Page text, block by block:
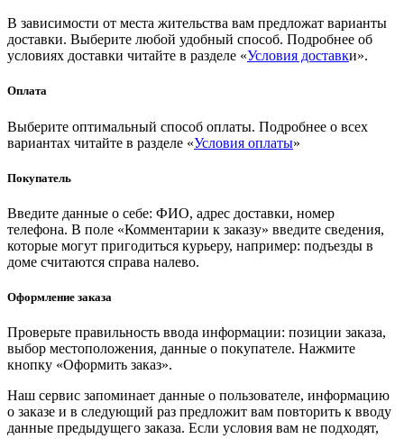
В зависимости от места жительства вам предложат варианты
доставки. Выберите любой удобный способ. Подробнее об
условиях доставки читайте в разделе «Условия доставки».
Оплата
Выберите оптимальный способ оплаты. Подробнее о всех
вариантах читайте в разделе «Условия оплаты»
Покупатель
Введите данные о себе: ФИО, адрес доставки, номер
телефона. В поле «Комментарии к заказу» введите сведения,
которые могут пригодиться курьеру, например: подъезды в
доме считаются справа налево.
Оформление заказа
Проверьте правильность ввода информации: позиции заказа,
выбор местоположения, данные о покупателе. Нажмите
кнопку «Оформить заказ».
Наш сервис запоминает данные о пользователе, информацию
о заказе и в следующий раз предложит вам повторить к вводу
данные предыдущего заказа. Если условия вам не подходят,